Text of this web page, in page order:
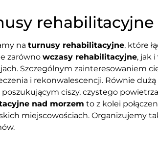
na turnusy rehabilitacyjne, które
zarówno wczasy rehabilitacyjne, jak i
Szczególnym zainteresowaniem
i rekonwalescencji. Równie
ciszy, czystego
nad morzem to z kolei
miejscowościach. Organizujemy